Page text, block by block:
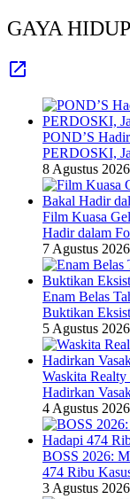
GAYA HIDUP
POND’S
PERDOSKI,
8 Agustus 2026
Film Kuasa
Hadir dalam
7 Agustus 2026
Enam Belas
Buktikan
5 Agustus 2026
Waskita
Hadirkan
4 Agustus 2026
BOSS 2026:
474 Ribu
3 Agustus 2026